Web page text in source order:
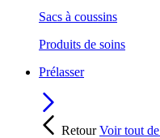
Sacs à coussins
Produits de soins
Prélasser
RetourVoir tout de